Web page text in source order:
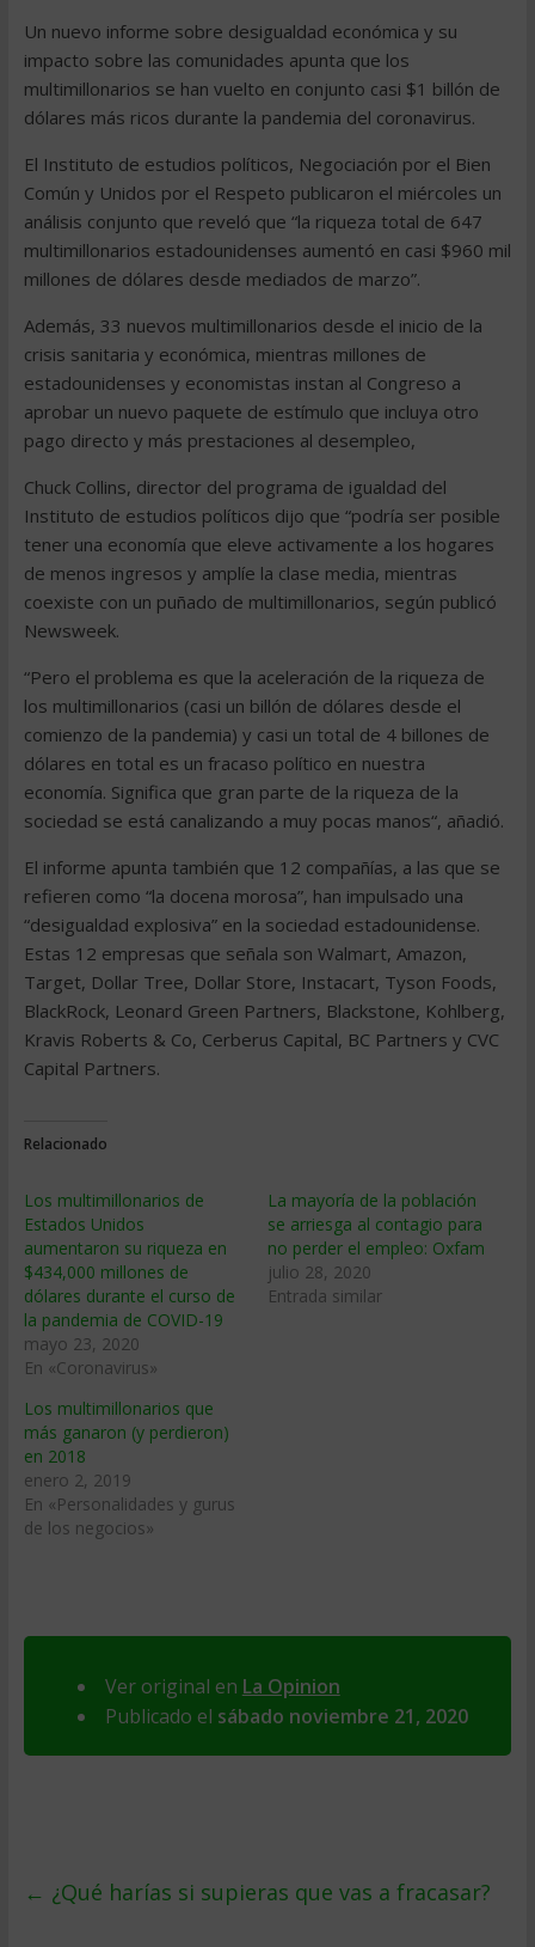
Un nuevo informe sobre desigualdad económica y su
impacto sobre las comunidades apunta que los
multimillonarios se han vuelto en conjunto casi $1 billón de
dólares más ricos durante la pandemia del coronavirus.
El Instituto de estudios políticos, Negociación por el Bien
Común y Unidos por el Respeto publicaron el miércoles un
análisis conjunto que reveló que “la riqueza total de 647
multimillonarios estadounidenses aumentó en casi $960 mil
millones de dólares desde mediados de marzo”.
Además, 33 nuevos multimillonarios desde el inicio de la
crisis sanitaria y económica, mientras millones de
estadounidenses y economistas instan al Congreso a
aprobar un nuevo paquete de estímulo que incluya otro
pago directo y más prestaciones al desempleo,
Chuck Collins, director del programa de igualdad del
Instituto de estudios políticos dijo que “podría ser posible
tener una economía que eleve activamente a los hogares
de menos ingresos y amplíe la clase media, mientras
coexiste con un puñado de multimillonarios, según publicó
Newsweek.
“Pero el problema es que la aceleración de la riqueza de
los multimillonarios (casi un billón de dólares desde el
comienzo de la pandemia) y casi un total de 4 billones de
dólares en total es un fracaso político en nuestra
economía. Significa que gran parte de la riqueza de la
sociedad se está canalizando a muy pocas manos“, añadió.
El informe apunta también que 12 compañías, a las que se
refieren como “la docena morosa”, han impulsado una
“desigualdad explosiva” en la sociedad estadounidense.
Estas 12 empresas que señala son Walmart, Amazon,
Target, Dollar Tree, Dollar Store, Instacart, Tyson Foods,
BlackRock, Leonard Green Partners, Blackstone, Kohlberg,
Kravis Roberts & Co, Cerberus Capital, BC Partners y CVC
Capital Partners.
Relacionado
Los multimillonarios de
Estados Unidos
aumentaron su riqueza en
$434,000 millones de
dólares durante el curso de
la pandemia de COVID-19
mayo 23, 2020
En «Coronavirus»
La mayoría de la población
se arriesga al contagio para
no perder el empleo: Oxfam
julio 28, 2020
Entrada similar
Los multimillonarios que
más ganaron (y perdieron)
en 2018
enero 2, 2019
En «Personalidades y gurus
de los negocios»
Ver original en La Opinion
Publicado el sábado noviembre 21, 2020
← ¿Qué harías si supieras que vas a fracasar?